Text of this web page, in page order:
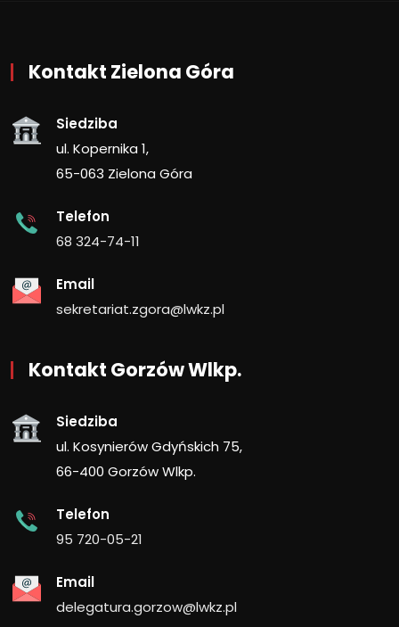
Kontakt Zielona Góra
Siedziba
ul. Kopernika 1,
65-063 Zielona Góra
Telefon
68 324-74-11
Email
sekretariat.zgora@lwkz.pl
Kontakt Gorzów Wlkp.
Siedziba
ul. Kosynierów Gdyńskich 75,
66-400 Gorzów Wlkp.
Telefon
95 720-05-21
Email
delegatura.gorzow@lwkz.pl